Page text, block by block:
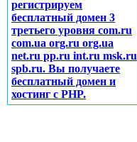
регистрируем
бесплатный домен 3
третьего уровня com.ru
com.ua org.ru org.ua
net.ru pp.ru int.ru msk.ru
spb.ru. Вы получаете
бесплатный домен и
хостинг с PHP.